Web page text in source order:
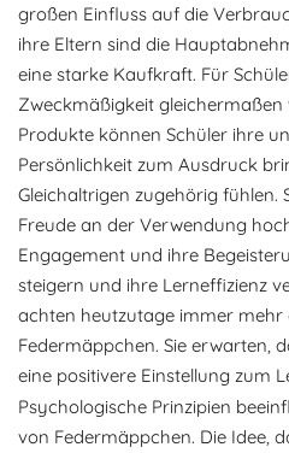
großen Einfluss auf die
ihre Eltern sind die
eine starke Kaufkraft. Für
Zweckmäßigkeit
Produkte können Schüler ihre
Persönlichkeit zum Ausdruck
Gleichaltrigen zugehörig fühlen.
Freude an der Verwendung
Engagement und ihre
steigern und ihre Lerneffizienz
achten heutzutage immer mehr
Federmäppchen. Sie erwarten,
eine positivere Einstellung zum
Psychologische Prinzipien
von Federmäppchen. Die Idee,